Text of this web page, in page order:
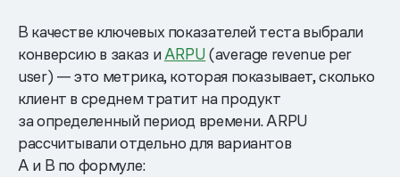
В качестве ключевых показателей теста выбрали
конверсию в заказ иARPU(average revenue per
user) — это метрика, которая показывает, сколько
клиент в среднем тратит на продукт
за определенный период времени. ARPU
рассчитывали отдельно для вариантов
A и B по формуле: